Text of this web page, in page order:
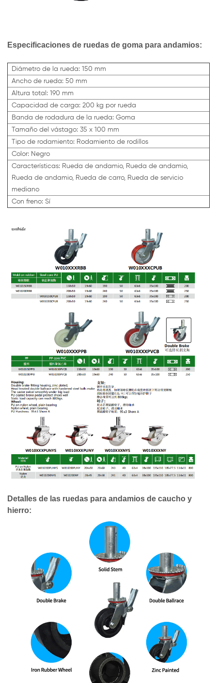
Especificaciones de ruedas de goma para andamios:
Diámetro de la rueda: 150 mm
Ancho de rueda: 50 mm
Altura total: 190 mm
Capacidad de carga: 200 kg por rueda
Banda de rodadura de la rueda: Goma
Tamaño del vástago: 35 x 100 mm
Tipo de rodamiento: Rodamiento de rodillos
Color: Negro
Características: Rueda de andamio, Rueda de andamio,
Rueda de andamio, Rueda de carro, Rueda de servicio
mediano
Con freno: Sí
Detalles de las ruedas para andamios de caucho y
hierro: